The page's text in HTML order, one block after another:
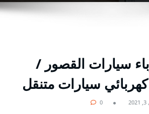
سيارات القصور /
0